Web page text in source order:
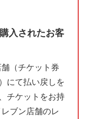
入されたお客
（チケット券
にて払い戻しを
チケットをお持
ブン店舗のレ